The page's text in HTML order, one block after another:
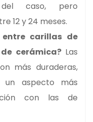
caso, pero
12 y 24 meses.
entre carillas de
cerámica? Las
más duraderas,
un aspecto más
con las de